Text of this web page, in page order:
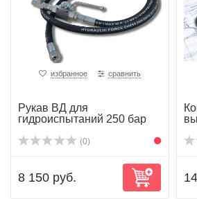
избранное сравнить
Рукав ВД для
гидроиспытаний 250 бар
(0)
8 150 руб.